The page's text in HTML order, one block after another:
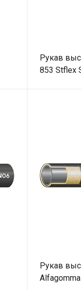
Рукав
853 Stflex
Рукав
Alfagomma